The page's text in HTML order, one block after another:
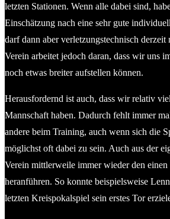
letzten Stationen. Wenn alle dabei sind,
Einschätzung nach eine sehr gute
darf dann aber verletzungstechnisch
Verein arbeitet jedoch daran, dass wir uns
noch etwas breiter aufstellen können.
Herausfordernd ist auch, dass wir relativ
Mannschaft haben. Dadurch fehlt immer
andere beim Training, auch wenn sich die
möglichst oft dabei zu sein. Auch aus der
Verein mittlerweile immer wieder den einen
heranführen. So konnte beispielsweise
letzten Kreispokalspiel sein erstes Tor